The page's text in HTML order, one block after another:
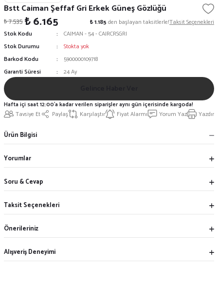
Bstt Caiman Şeffaf Gri Erkek Güneş Gözlüğü
₺ 7.535₺ 6.165 ₺ 1.185 den başlayan taksitlerle!Taksit Seçenekleri
Stok Kodu
CAIMAN - 54 - CAIRCRSGRI
Stok Durumu
Stokta yok
Barkod Kodu
5900000109718
Garanti Süresi
24 Ay
Tavsiye Et Paylaş Karşılaştır Fiyat Alarmı Yorum Yaz Yazdır
Hafta içi saat 12:00'a kadar verilen siparişler aynı gün içerisinde kargoda!
Ürün Bilgisi
Yorumlar
Soru & Cevap
Taksit Seçenekleri
Önerileriniz
Alışveriş Deneyimi